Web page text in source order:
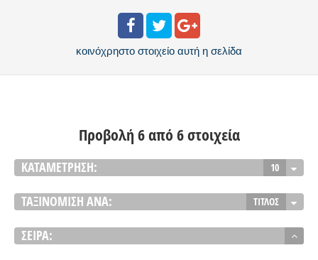
κοινόχρηστο στοιχείο αυτή η σελίδα
Προβολή 6 από 6 στοιχεία
ΚΑΤΑΜΈΤΡΗΣΗ: 10
ΤΑΞΙΝΌΜΙΣΗ ΑΝΆ: ΤΊΤΛΟΣ
ΣΕΙΡΆ: